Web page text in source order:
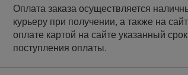
Оплата заказа осуществляется
курьеру при получении, а также на
оплате картой на сайте указанный
поступления оплаты.